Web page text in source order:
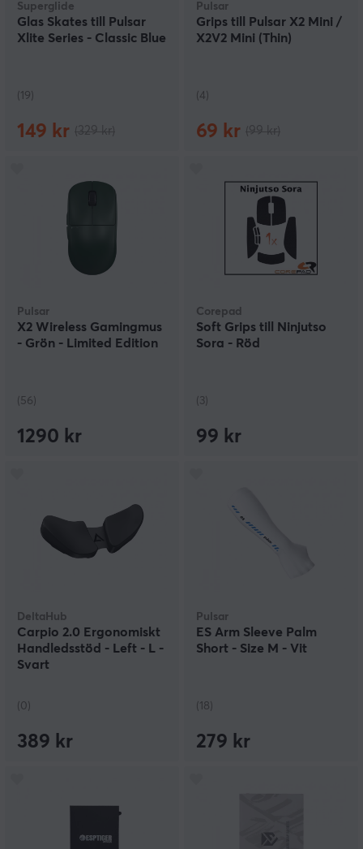
Superglide
Glas Skates till Pulsar
Xlite Series - Classic Blue
(19)
149 kr
Pulsar
Grips till Pulsar X2 Mini /
X2V2 Mini (Thin)
(4)
69 kr
Pulsar
X2 Wireless Gamingmus
- Grön - Limited Edition
(56)
1290 kr
Corepad
Soft Grips till Ninjutso
Sora - Röd
(3)
99 kr
DeltaHub
Carpio 2.0 Ergonomiskt
Handledsstöd - Left - L -
Svart
(0)
389 kr
Pulsar
ES Arm Sleeve Palm
Short - Size M - Vit
(18)
279 kr